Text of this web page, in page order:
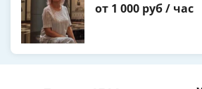
от 1 000 руб / час